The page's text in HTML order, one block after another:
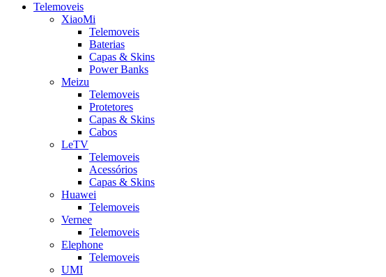
Telemoveis
XiaoMi
Telemoveis
Baterias
Capas & Skins
Power Banks
Meizu
Telemoveis
Protetores
Capas & Skins
Cabos
LeTV
Telemoveis
Acessórios
Capas & Skins
Huawei
Telemoveis
Vernee
Telemoveis
Elephone
Telemoveis
UMI